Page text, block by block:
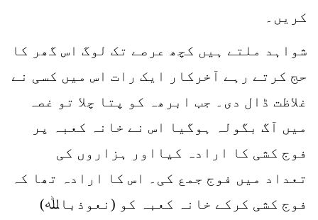
کریں۔
شواہد ملتے ہیں کچھ عرصے تک لوگ اس گھر کا
حج کرتے رہے آخرکار ایک رات اس میں کسی نے
غلاظت ڈال دی۔ جب ابرھہ کو پتا چلا تو غصہ
میں آگ بگولہ ہوگیا اس نے خانہ کعبہ پر
فوج کشی کا ارادہ کیااور ہزاروں کی
تعداد میں فوج جمع کی۔ اس کا ارادہ تھا کہ
فوج کشی کرکے خانہ کعبہ کو (نعوذباﷲ)